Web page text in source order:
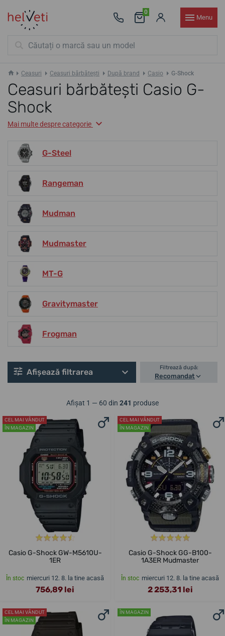
0
Menu
Ceasuri Ceasuri bărbătești După brand Casio G-Shock
Ceasuri bărbătești Casio G-
Shock
Mai multe despre categorie
G-Steel
Rangeman
Mudman
Mudmaster
MT-G
Gravitymaster
Frogman
Afișează filtrarea Filtrează după:
Recomandat
Afișat 1 — 60 din 241 produse
CEL MAI VÂNDUT
ÎN MAGAZIN
Casio G-Shock GW-M5610U-
1ER
În stoc miercuri 12. 8. la tine acasă
756,89 lei
CEL MAI VÂNDUT
ÎN MAGAZIN
Casio G-Shock GG-B100-
1A3ER Mudmaster
În stoc miercuri 12. 8. la tine acasă
2 253,31 lei
CEL MAI VÂNDUT
ÎN MAGAZIN
ÎN MAGAZIN